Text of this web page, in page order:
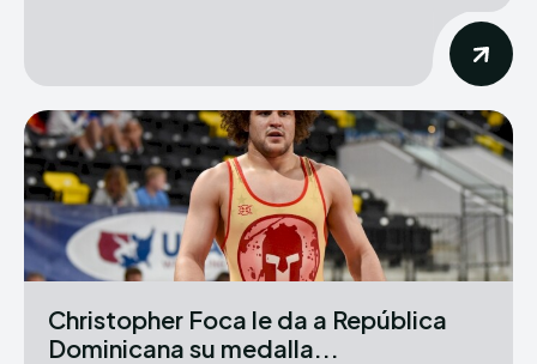
Christopher Foca le da a República
Dominicana su medalla...